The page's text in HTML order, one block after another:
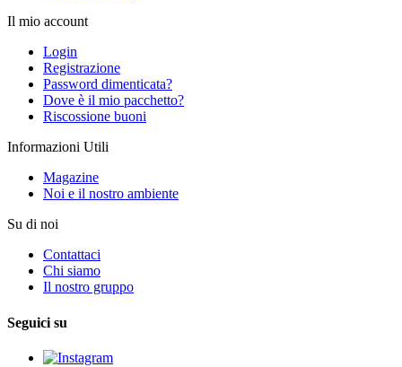
Il mio account
Login
Registrazione
Password dimenticata?
Dove è il mio pacchetto?
Riscossione buoni
Informazioni Utili
Magazine
Noi e il nostro ambiente
Su di noi
Contattaci
Chi siamo
Il nostro gruppo
Seguici su